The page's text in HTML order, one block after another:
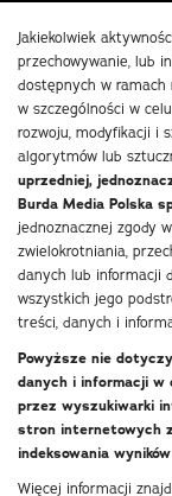
Jakiekolwiek
przechowywanie, lub
dostępnych w ramach
w szczególności w
rozwoju, modyfikacji i
algorytmów lub
uprzedniej,
Burda Media Polska
jednoznacznej zgody
zwielokrotniania,
danych lub informacji
wszystkich jego
treści, danych i
Powyższe nie
danych i informacji w
przez wyszukiwarki
stron internetowych
indeksowania
Więcej informacji